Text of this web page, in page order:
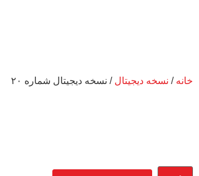
خانه / نسخه دیجیتال / نسخه دیجیتال شماره ۲۰